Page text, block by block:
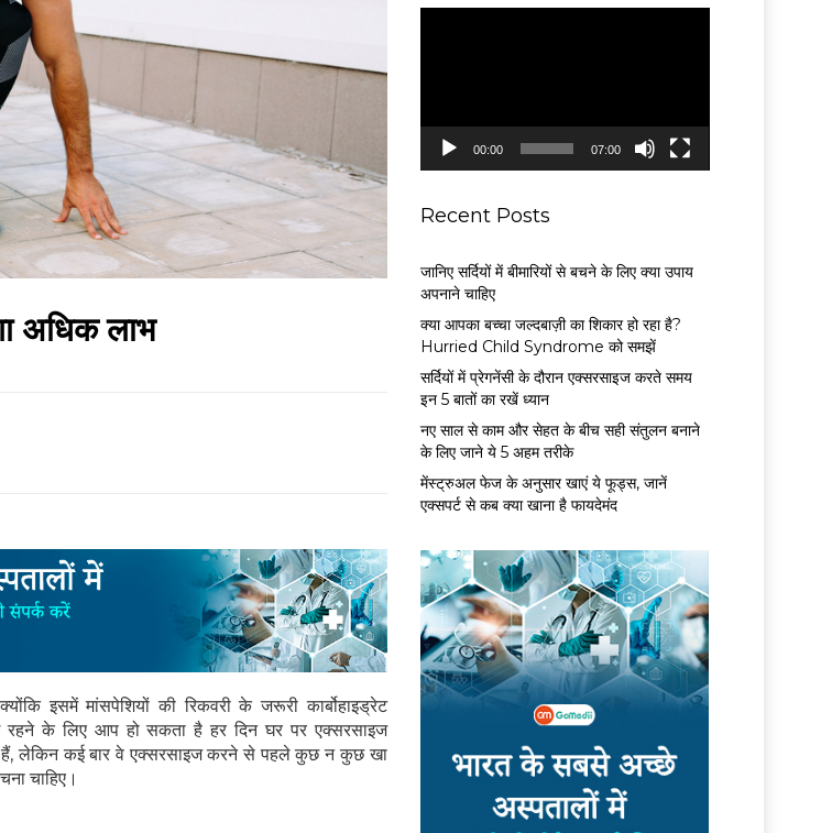
अधिक लाभ
इसमें मांसपेशियों की रिकवरी के जरूरी कार्बोहाइड्रेट
के लिए आप हो सकता है हर दिन घर पर एक्सरसाइज
हैं, लेकिन कई बार वे एक्सरसाइज करने से पहले कुछ न कुछ खा
चाहिए।
y
00:00 07:00
Recent Posts
जानिए सर्दियों में बीमारियों से बचने के लिए क्या उपाय
अपनाने चाहिए
क्या आपका बच्चा जल्दबाज़ी का शिकार हो रहा है?
Hurried Child Syndrome को समझें
सर्द‍ियों में प्रेगनेंसी के दौरान एक्सरसाइज करते समय
इन 5 बातों का रखें ध्यान
नए साल से काम और सेहत के बीच सही संतुलन बनाने
के लिए जाने ये 5 अहम तरीके
मेंस्ट्रुअल फेज के अनुसार खाएं ये फूड्स, जानें
एक्सपर्ट से कब क्या खाना है फायदेमंद